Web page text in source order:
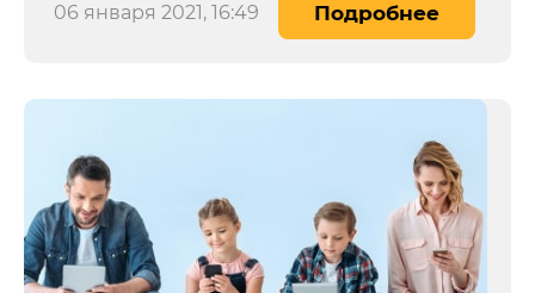
06 января 2021, 16:49 Подробнее